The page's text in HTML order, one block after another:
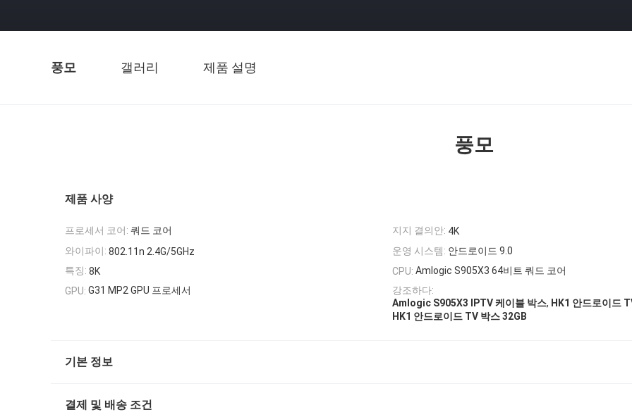
풍모 갤러리 제품 설명
풍모
제품 사양
프로세서 코어: 쿼드 코어 지지 결의안: 4K
와이파이: 802.11n 2.4G/5GHz 운영 시스템: 안드로이드 9.0
특징: 8K CPU: Amlogic S905X3 64비트 쿼드 코어
GPU: G31 MP2 GPU 프로세서
강조하다:
Amlogic S905X3 IPTV 케이블 박스, HK1 안드로이드
HK1 안드로이드 TV 박스 32GB
기본 정보
결제 및 배송 조건